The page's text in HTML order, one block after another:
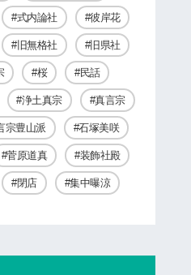
式内論社 彼岸花
旧無格社 旧県社
桜 民話
浄土真宗 真言宗
宗豊山派 石塚美咲
菅原道真 装飾社殿
閉店 集中曝涼